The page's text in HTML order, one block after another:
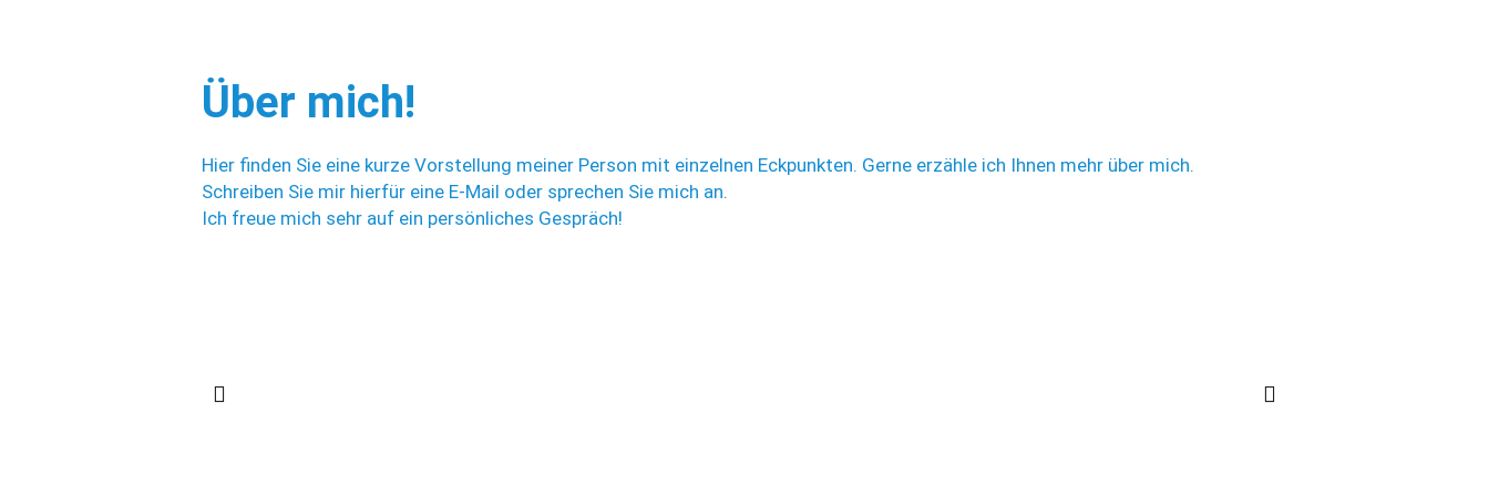
Über mich!
Hier finden Sie eine kurze Vorstellung meiner Person mit einzelnen Eckpunkten. Gerne erzähle ich Ihnen mehr über mich.
Schreiben Sie mir hierfür eine E-Mail oder sprechen Sie mich an.
Ich freue mich sehr auf ein persönliches Gespräch!